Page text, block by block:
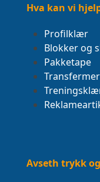
Hva kan vi
Profilklær
Blokker og
Pakketape
Avseth trykk